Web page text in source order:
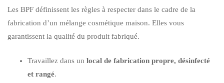
Les BPF définissent les règles à respecter dans le cadre de la
fabrication d’un mélange cosmétique maison. Elles vous
garantissent la qualité du produit fabriqué.
Travaillez dans un local de fabrication propre, désinfecté
et rangé.